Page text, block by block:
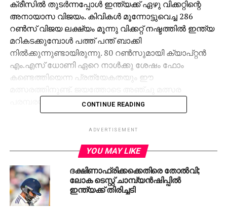
ക്രീസില്‍ തുടര്‍ന്നപ്പോള്‍ ഇന്ത്യക്ക് ഏഴു വിക്കറ്റിന്റെ
അനായാസ വിജയം. കിവികള്‍ മൂന്നോട്ടുവെച്ച 286
റണ്‍സ് വിജയ ലക്ഷ്യം മൂന്നു വിക്കറ്റ് നഷ്ടത്തില്‍ ഇന്ത്യ
മറികടക്കുമ്പോള്‍ പത്ത് പന്ത് ബാക്കി
നില്‍ക്കുന്നുണ്ടായിരുന്നു. 80 റണ്‍സുമായി ക്യാപ്റ്റന്‍
എം.എസ് ധോണി ഏറെ നാള്‍ക്കു ശേഷം ഫോം
കണ്ടെത്തിയെന്ന പ്രത്യേകതയും ഈ
പരമ്പരയില്‍ ഇന്ത്യ 2-1ന് മുന്നിലെത്തി.
#TeamIndiatake 2-1 lead
in the@PaytmODI Trophy
thanks to a masterclass
from @imVkohli
pic.twitter.com/68YTo4lEfc
CONTINUE READING
ADVERTISEMENT
YOU MAY LIKE
ദക്ഷിണാഫ്രിക്കക്കെതിരെ തോല്‍വി;
ലോക ടെസ്റ്റ് ചാമ്പ്യന്‍ഷിപ്പില്‍
ഇന്ത്യക്ക് തിരിച്ചടി